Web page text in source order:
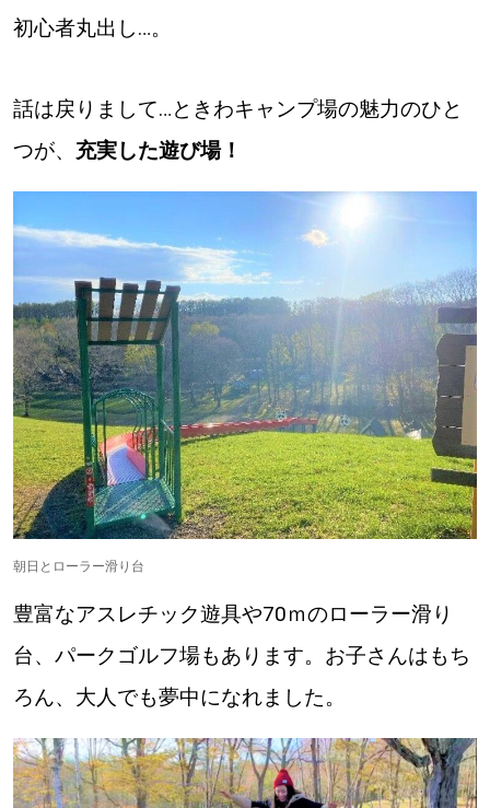
初心者丸出し…。
話は戻りまして…ときわキャンプ場の魅力のひと
つが、 充実した遊び場！
朝日とローラー滑り台
豊富なアスレチック遊具や70ｍのローラー滑り
台、パークゴルフ場もあります。お子さんはもち
ろん、大人でも夢中になれました。